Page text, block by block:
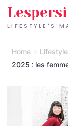
Skip
toLIFESTYLE'S
Home Lifestyle
2025 : les